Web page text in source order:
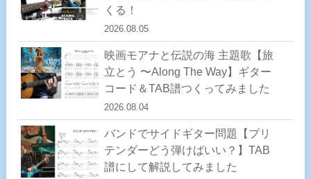
くる！
2026.08.05
映画モアナと伝説の海 主題歌【旅
立とう 〜Along The Way】ギター
コード＆TAB譜つくってみました
2026.08.04
バンドでサイドギター問題【プリ
テンダーどう弾けばいい？】TAB
譜にして解説してみました